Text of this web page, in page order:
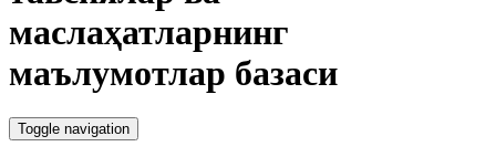
маслаҳатларнинг
маълумотлар базаси
Toggle navigation